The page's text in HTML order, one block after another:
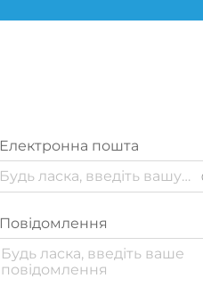
Електронна пошта
Повідомлення